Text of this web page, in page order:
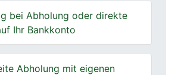
bei Abholung oder direkte
Ihr Bankkonto
Abholung mit eigenen